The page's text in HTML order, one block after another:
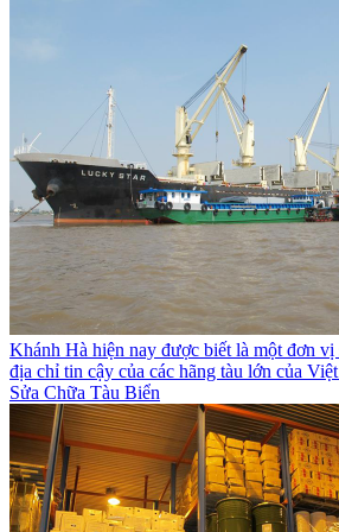
Khánh Hà hiện nay được biết là một đơn
địa chỉ tin cậy của các hãng tàu lớn của
Sửa Chữa Tàu Biển